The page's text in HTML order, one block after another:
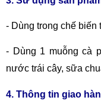
- Dùng trong chế
- Dùng 1 muỗng cà
nước trái cây, sữa
4. Thông tin giao